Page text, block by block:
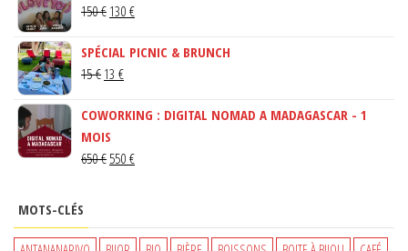
150€ LE
INITIAL
ÉTAIT :
130 €LE
ACTUEL
SPÉCIAL PICNIC & BRUNCH
15€ LE
INITIAL
ÉTAIT :
15 €.
13 €LE
ACTUEL
13 €.
COWORKING : DIGITAL NOMAD A MADAGASCAR - 1
MOIS
650€ LE
ÉTAIT :
650 €.
550 €LE
EST :
550 €.
MOTS-CLÉS